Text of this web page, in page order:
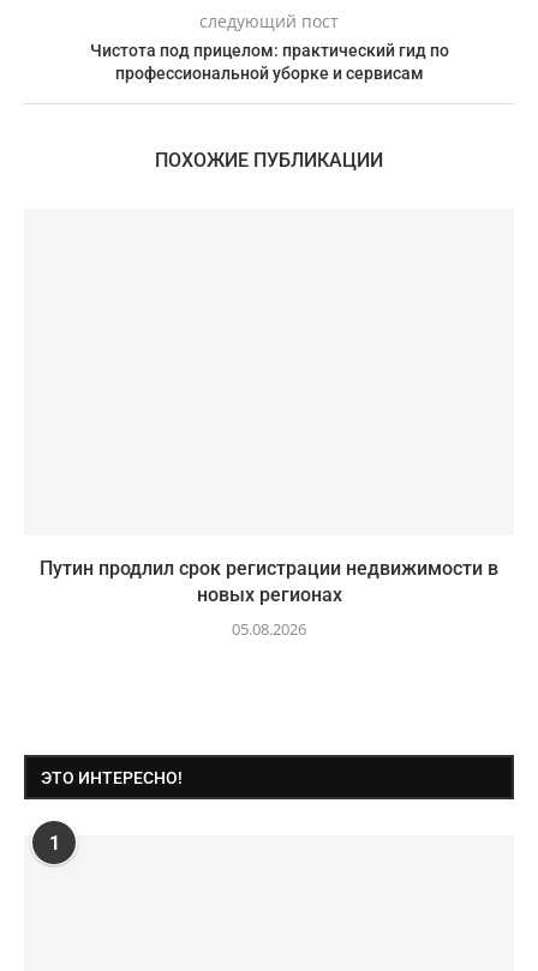
следующий пост
Чистота под прицелом: практический гид по
профессиональной уборке и сервисам
ПОХОЖИЕ ПУБЛИКАЦИИ
Путин продлил срок регистрации недвижимости в
новых регионах
05.08.2026
ЭТО ИНТЕРЕСНО!
1